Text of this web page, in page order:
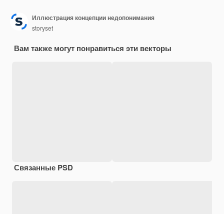
Иллюстрация концепции недопонимания
storyset
Вам также могут понравиться эти векторы
Связанные PSD